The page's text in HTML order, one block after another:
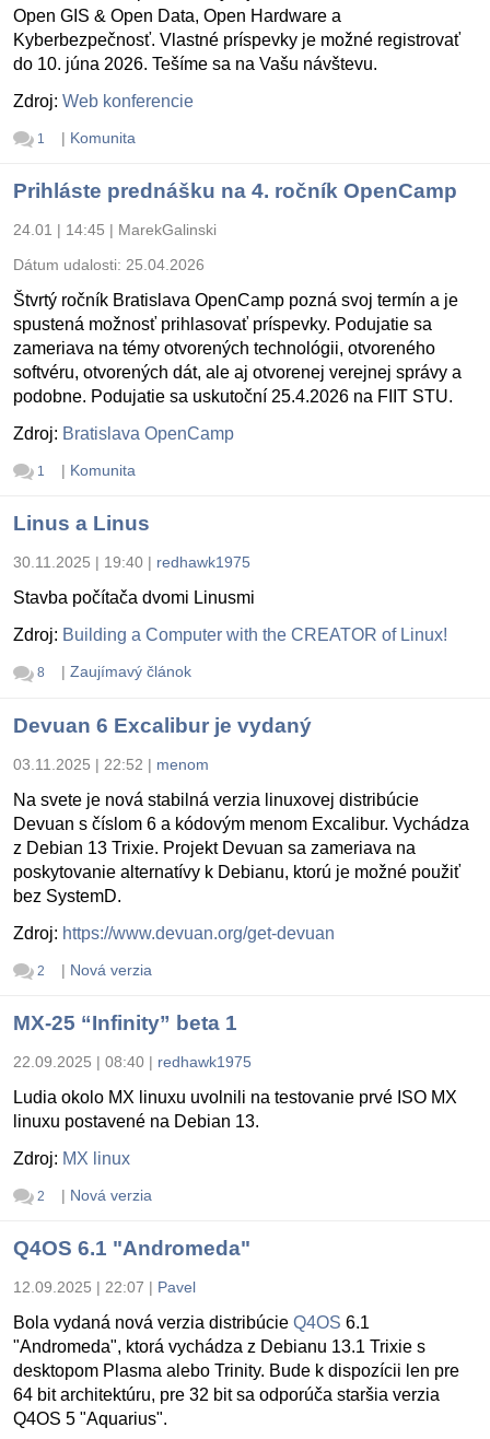
Open GIS & Open Data, Open Hardware a
Kyberbezpečnosť. Vlastné príspevky je možné registrovať
do 10. júna 2026. Tešíme sa na Vašu návštevu.
Zdroj: Web konferencie
1 | Komunita
Prihláste prednášku na 4. ročník OpenCamp
24.01 | 14:45 | MarekGalinski
Dátum udalosti: 25.04.2026
Štvrtý ročník Bratislava OpenCamp pozná svoj termín a je
spustená možnosť prihlasovať príspevky. Podujatie sa
zameriava na témy otvorených technológii, otvoreného
softvéru, otvorených dát, ale aj otvorenej verejnej správy a
podobne. Podujatie sa uskutoční 25.4.2026 na FIIT STU.
Zdroj: Bratislava OpenCamp
1 | Komunita
Linus a Linus
30.11.2025 | 19:40 | redhawk1975
Stavba počítača dvomi Linusmi
Zdroj: Building a Computer with the CREATOR of Linux!
8 | Zaujímavý článok
Devuan 6 Excalibur je vydaný
03.11.2025 | 22:52 | menom
Na svete je nová stabilná verzia linuxovej distribúcie
Devuan s číslom 6 a kódovým menom Excalibur. Vychádza
z Debian 13 Trixie. Projekt Devuan sa zameriava na
poskytovanie alternatívy k Debianu, ktorú je možné použiť
bez SystemD.
Zdroj: https://www.devuan.org/get-devuan
2 | Nová verzia
MX-25 “Infinity” beta 1
22.09.2025 | 08:40 | redhawk1975
Ludia okolo MX linuxu uvolnili na testovanie prvé ISO MX
linuxu postavené na Debian 13.
Zdroj: MX linux
2 | Nová verzia
Q4OS 6.1 "Andromeda"
12.09.2025 | 22:07 | Pavel
Bola vydaná nová verzia distribúcie Q4OS 6.1
"Andromeda", ktorá vychádza z Debianu 13.1 Trixie s
desktopom Plasma alebo Trinity. Bude k dispozícii len pre
64 bit architektúru, pre 32 bit sa odporúča staršia verzia
Q4OS 5 "Aquarius".